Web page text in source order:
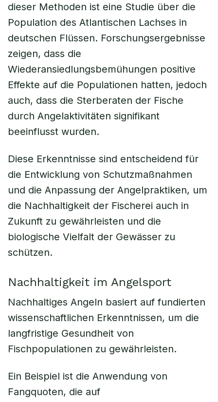
dieser Methoden ist eine Studie über die
Population des Atlantischen Lachses in
deutschen Flüssen. Forschungsergebnisse
zeigen, dass die
Wiederansiedlungsbemühungen positive
Effekte auf die Populationen hatten, jedoch
auch, dass die Sterberaten der Fische
durch Angelaktivitäten signifikant
beeinflusst wurden.
Diese Erkenntnisse sind entscheidend für
die Entwicklung von Schutzmaßnahmen
und die Anpassung der Angelpraktiken, um
die Nachhaltigkeit der Fischerei auch in
Zukunft zu gewährleisten und die
biologische Vielfalt der Gewässer zu
schützen.
Nachhaltigkeit im Angelsport
Nachhaltiges Angeln basiert auf fundierten
wissenschaftlichen Erkenntnissen, um die
langfristige Gesundheit von
Fischpopulationen zu gewährleisten.
Ein Beispiel ist die Anwendung von
Fangquoten, die auf